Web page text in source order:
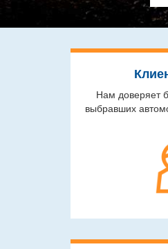
Нам доверяет
выбравших